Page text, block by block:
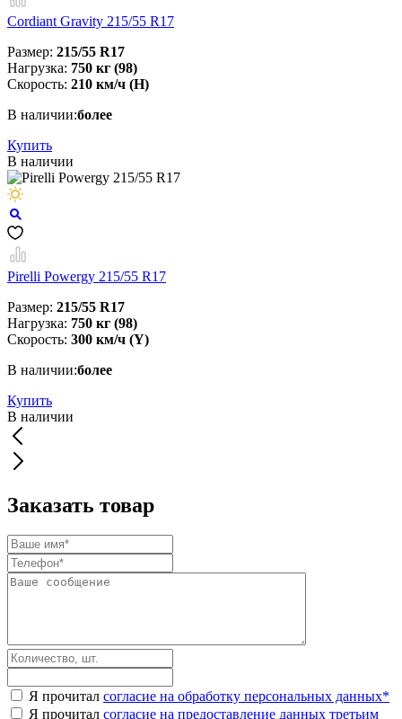
Cordiant Gravity 215/55 R17
Размер: 215/55 R17
Нагрузка: 750 кг (98)
Скорость: 210 км/ч (H)
В наличии:более
Купить
В наличии
Pirelli Powergy 215/55 R17
Размер: 215/55 R17
Нагрузка: 750 кг (98)
Скорость: 300 км/ч (Y)
В наличии:более
Купить
В наличии
Заказать товар
Я прочитал согласие на обработку персональных данных*
Я прочитал согласие на предоставление данных третьим